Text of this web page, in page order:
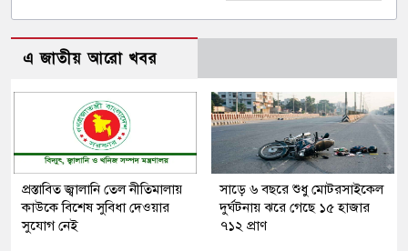
এ জাতীয় আরো খবর
প্রস্তাবিত জ্বালানি তেল নীতিমালায়
কাউকে বিশেষ সুবিধা দেওয়ার
সুযোগ নেই
সাড়ে ৬ বছরে শুধু মোটরসাইকেল
দুর্ঘটনায় ঝরে গেছে ১৫ হাজার
৭১২ প্রাণ